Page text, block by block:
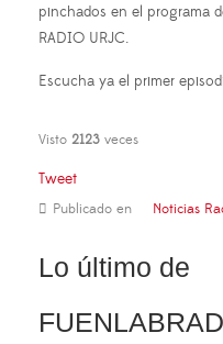
pinchados en el programa
RADIO URJC.
Escucha ya el primer
Visto 2123 veces
Tweet
Publicado en Noticias
Lo último de